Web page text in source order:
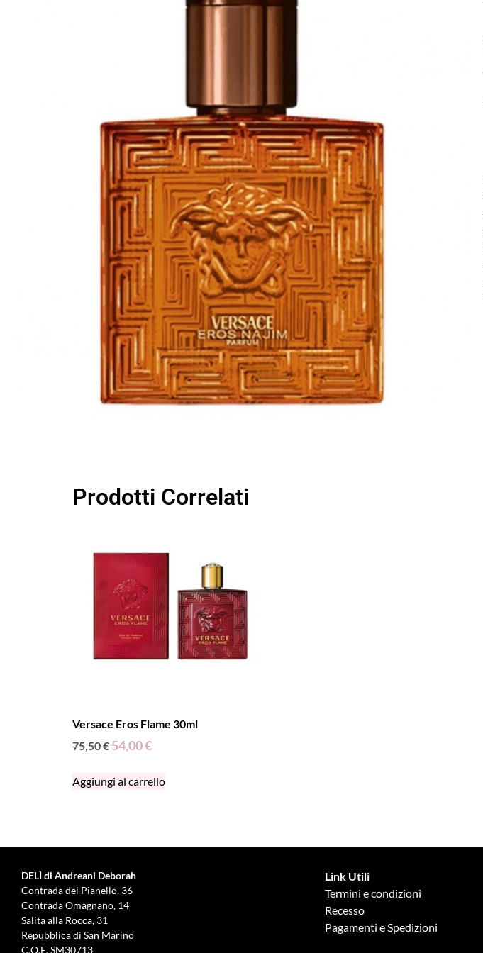
Prodotti Correlati
Versace Eros Flame 30ml
75,50€ 54,00€
Aggiungi al carrello
DELÌ di Andreani Deborah
Contrada del Pianello, 36
Contrada Omagnano, 14
Salita alla Rocca, 31
Repubblica di San Marino
C.O.E. SM30713
Link Utili
Termini e condizioni
Recesso
Pagamenti e Spedizioni